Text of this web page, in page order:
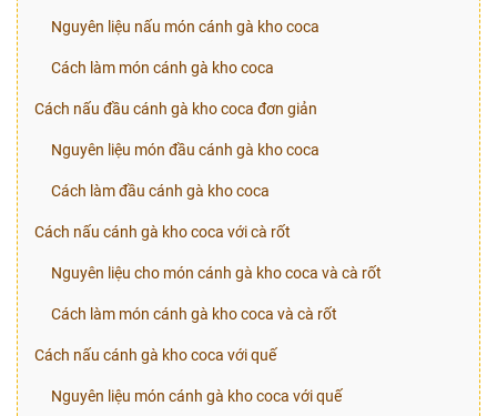
Nguyên liệu nấu món cánh gà kho coca
Cách làm món cánh gà kho coca
Cách nấu đầu cánh gà kho coca đơn giản
Nguyên liệu món đầu cánh gà kho coca
Cách làm đầu cánh gà kho coca
Cách nấu cánh gà kho coca với cà rốt
Nguyên liệu cho món cánh gà kho coca và cà rốt
Cách làm món cánh gà kho coca và cà rốt
Cách nấu cánh gà kho coca với quế
Nguyên liệu món cánh gà kho coca với quế